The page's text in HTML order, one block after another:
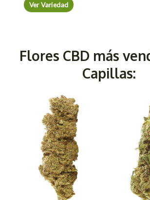
Ver Variedad
Flores CBD más
Capillas: